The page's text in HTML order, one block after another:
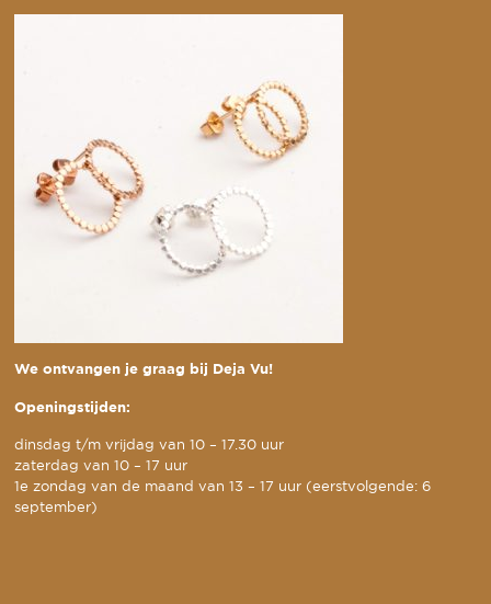
We ontvangen je graag bij Deja Vu!
Openingstijden:
dinsdag t/m vrijdag van 10 – 17.30 uur
zaterdag van 10 – 17 uur
1e zondag van de maand van 13 – 17 uur (eerstvolgende: 6
september)